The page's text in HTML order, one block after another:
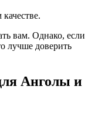
вам. Однако, если
лучше доверить
Анголы и